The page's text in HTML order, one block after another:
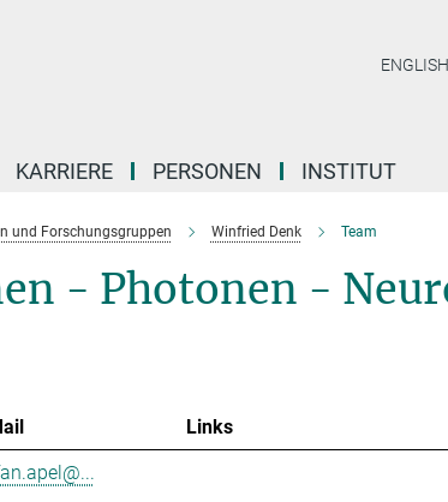
ENGLISH
KARRIERE PERSONEN INSTITUT
und Forschungsgruppen Winfried Denk Team
- Photonen -
Links